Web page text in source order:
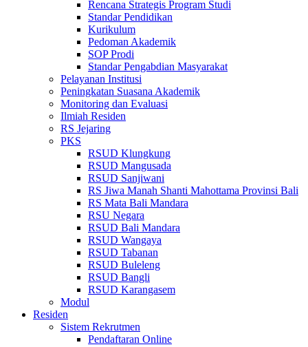
Rencana Strategis Program Studi
Standar Pendidikan
Kurikulum
Pedoman Akademik
SOP Prodi
Standar Pengabdian Masyarakat
Pelayanan Institusi
Peningkatan Suasana Akademik
Monitoring dan Evaluasi
Ilmiah Residen
RS Jejaring
PKS
RSUD Klungkung
RSUD Mangusada
RSUD Sanjiwani
RS Jiwa Manah Shanti Mahottama Provinsi Bali
RS Mata Bali Mandara
RSU Negara
RSUD Bali Mandara
RSUD Wangaya
RSUD Tabanan
RSUD Buleleng
RSUD Bangli
RSUD Karangasem
Modul
Residen
Sistem Rekrutmen
Pendaftaran Online